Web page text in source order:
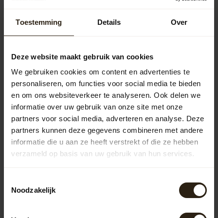
Toestemming Details Over
Deze website maakt gebruik van cookies
We gebruiken cookies om content en advertenties te
personaliseren, om functies voor social media te bieden
en om ons websiteverkeer te analyseren. Ook delen we
informatie over uw gebruik van onze site met onze
partners voor social media, adverteren en analyse. Deze
partners kunnen deze gegevens combineren met andere
informatie die u aan ze heeft verstrekt of die ze hebben
verzameld op basis van uw gebruik van hun services.
Noodzakelijk
68,00
Statafel Whisky "Lowland"
Vragen over dit product?
Neem gerust contact op met onze klantenservice op
info@barrelatelier.nl of038 - 3760185. We helpen je graag!